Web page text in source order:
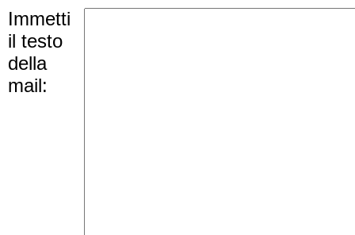
Immetti
il testo
della
mail: